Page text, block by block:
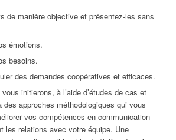
de manière objective et présentez-les sans
émotions.
besoins.
des demandes coopératives et efficaces.
initierons, à l’aide d’études de cas et
des approches méthodologiques qui vous
vos compétences en communication
les relations avec votre équipe. Une